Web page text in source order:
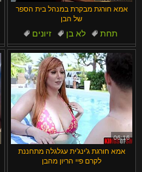
אמא חורגת מבקרת במנהל בית הספר
של הבן
זיונים לא בן
תחת
כפופות
גרון עמוק
06:16
אמא חורגת ג'ינג'ית עגלגלה מתחננת
לקרם פיי הריון מהבן